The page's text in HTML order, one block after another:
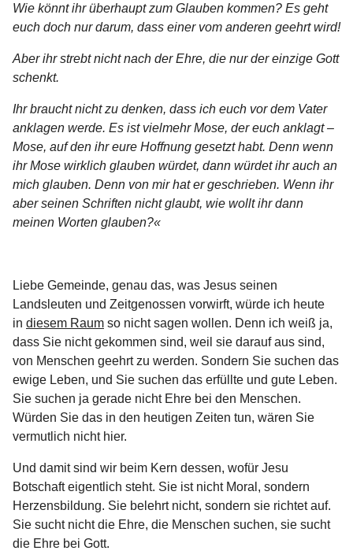
Wie könnt ihr überhaupt zum Glauben kommen? Es geht
euch doch nur darum, dass einer vom anderen geehrt wird!
Aber ihr strebt nicht nach der Ehre, die nur der einzige Gott
schenkt.
Ihr braucht nicht zu denken, dass ich euch vor dem Vater
anklagen werde. Es ist vielmehr Mose, der euch anklagt –
Mose, auf den ihr eure Hoffnung gesetzt habt. Denn wenn
ihr Mose wirklich glauben würdet, dann würdet ihr auch an
mich glauben. Denn von mir hat er geschrieben. Wenn ihr
aber seinen Schriften nicht glaubt, wie wollt ihr dann
meinen Worten glauben?«
Liebe Gemeinde, genau das, was Jesus seinen
Landsleuten und Zeitgenossen vorwirft, würde ich heute
in diesem Raum so nicht sagen wollen. Denn ich weiß ja,
dass Sie nicht gekommen sind, weil sie darauf aus sind,
von Menschen geehrt zu werden. Sondern Sie suchen das
ewige Leben, und Sie suchen das erfüllte und gute Leben.
Sie suchen ja gerade nicht Ehre bei den Menschen.
Würden Sie das in den heutigen Zeiten tun, wären Sie
vermutlich nicht hier.
Und damit sind wir beim Kern dessen, wofür Jesu
Botschaft eigentlich steht. Sie ist nicht Moral, sondern
Herzensbildung. Sie belehrt nicht, sondern sie richtet auf.
Sie sucht nicht die Ehre, die Menschen suchen, sie sucht
die Ehre bei Gott.